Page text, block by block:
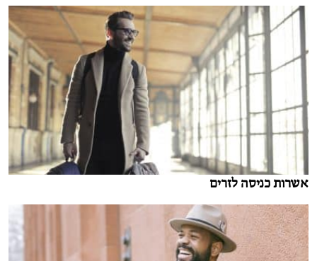
אשרות כניסה לזרים